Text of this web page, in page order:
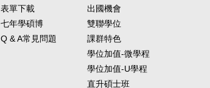
向新的可能。也期許正在準備
出國交換、
表單下載
七年學碩博
Q & A常見問題
出國機會
雙聯學位
課群特色
學位加值-微學程
學位加值-U學程
直升碩士班